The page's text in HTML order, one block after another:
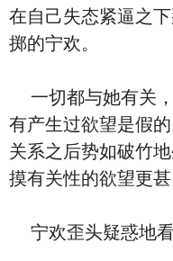
在自己失态紧逼之
掷的宁欢。
一切都与她有关
有产生过欲望是假
关系之后势如破竹
摸有关性的欲望更甚
宁欢歪头疑惑地看